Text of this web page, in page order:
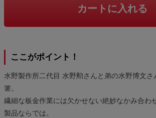
カートに入れる
ここがポイント！
水野製作所二代目 水野勲さんと弟の水野博文さ
箸。
繊細な板金作業には欠かせない絶妙なかみ合わ
製品ならでは。